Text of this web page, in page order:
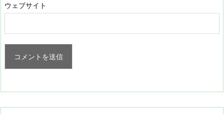
ウェブサイト